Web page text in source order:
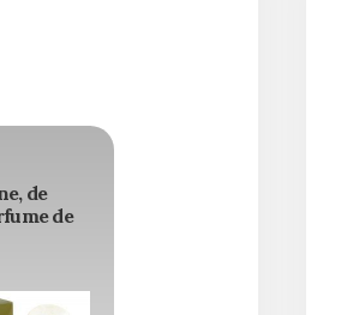
de
de